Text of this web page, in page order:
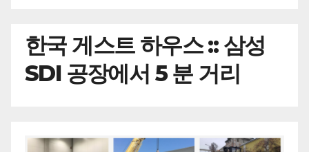
한국 게스트 하우스 :: 삼성
SDI 공장에서 5 분 거리